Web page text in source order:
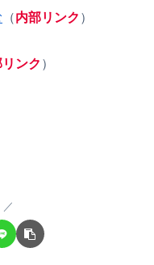
（内部リンク ）
ンク ）